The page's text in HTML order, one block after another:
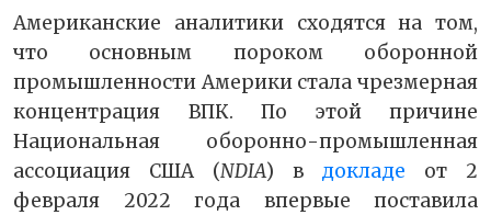
Американские аналитики сходятся на том,
что основным пороком оборонной
промышленности Америки стала чрезмерная
концентрация ВПК. По этой причине
Национальная оборонно-промышленная
ассоциация США (NDIA) в докладе от 2
февраля 2022 года впервые поставила